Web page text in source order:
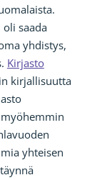
saada
yhdistys,
Kirjasto
kirjallisuutta
yhteisen